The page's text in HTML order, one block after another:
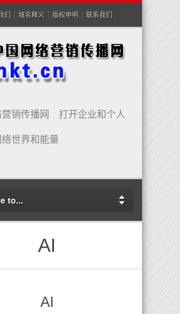
们 域名释义 版权申明
联系我们
营销传播网 打开企业和个人
世界和能量
to...
AI
AI